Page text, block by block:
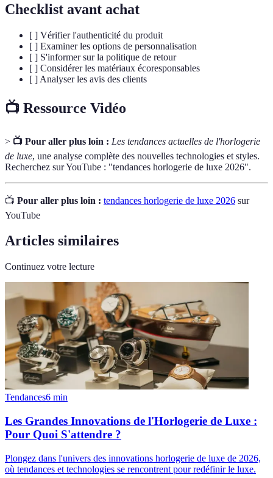
Checklist avant achat
[ ] Vérifier l'authenticité du produit
[ ] Examiner les options de personnalisation
[ ] S'informer sur la politique de retour
[ ] Considérer les matériaux écoresponsables
[ ] Analyser les avis des clients
📺 Ressource Vidéo
> 📺 Pour aller plus loin : Les tendances actuelles de l'horlogerie
de luxe, une analyse complète des nouvelles technologies et styles.
Recherchez sur YouTube : "tendances horlogerie de luxe 2026".
📺 Pour aller plus loin : tendances horlogerie de luxe 2026 sur
YouTube
Articles similaires
Continuez votre lecture
Tendances6 min
Les Grandes Innovations de l'Horlogerie de Luxe :
Pour Quoi S'attendre ?
Plongez dans l'univers des innovations horlogerie de luxe de 2026,
où tendances et technologies se rencontrent pour redéfinir le luxe.